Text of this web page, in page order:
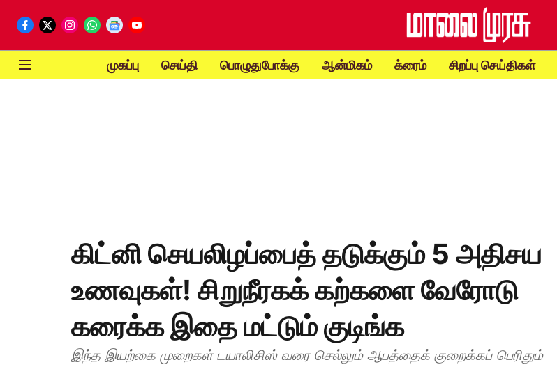
முகப்பு செய்தி பொழுதுபோக்கு ஆன்மிகம் க்ரைம் சிறப்பு செய்திகள்
கிட்னி செயலிழப்பைத் தடுக்கும் 5 அதிசய
உணவுகள்! சிறுநீரகக் கற்களை வேரோடு
கரைக்க இதை மட்டும் குடிங்க
இந்த இயற்கை முறைகள் டயாலிசிஸ் வரை செல்லும் ஆபத்தைக் குறைக்கப் பெரிதும்